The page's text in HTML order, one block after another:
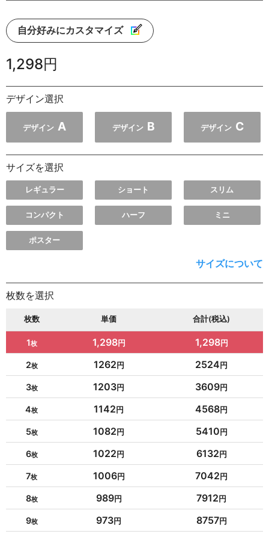
自分好みにカスタマイズ
1,298円
デザイン選択
デザイン A デザイン B デザイン C
サイズを選択
レギュラー ショート スリム
コンパクト ハーフ ミニ
ポスター
サイズについて
枚数を選択
枚数 単価 合計(税込)
1 1,298 1,298
2 1262 2524
3 1203 3609
4 1142 4568
5 1082 5410
6 1022 6132
7 1006 7042
8 989 7912
9 973 8757